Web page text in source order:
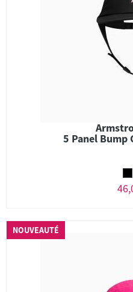
5 Panel Bump
NOUVEAUTÉ